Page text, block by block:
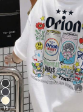
15